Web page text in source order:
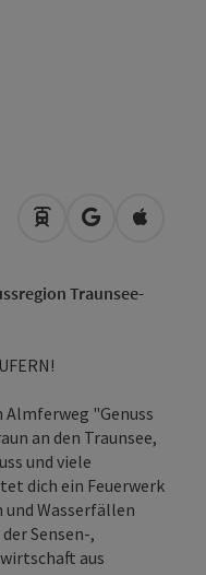
Anreise mit
in Google
in
Traunsee-
"Genuss
an den Traunsee,
und viele
dich ein Feuerwerk
Wasserfällen
Sensen-,
aus